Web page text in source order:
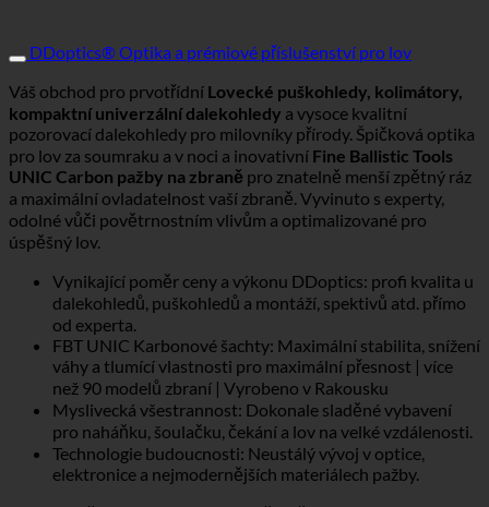
DDoptics® Optika a prémiové příslušenství pro lov
Váš obchod pro prvotřídní Lovecké puškohledy, kolimátory,
kompaktní univerzální dalekohledy a vysoce kvalitní
pozorovací dalekohledy pro milovníky přírody. Špičková optika
pro lov za soumraku a v noci a inovativní Fine Ballistic Tools
UNIC Carbon pažby na zbraně pro znatelně menší zpětný ráz
a maximální ovladatelnost vaší zbraně. Vyvinuto s experty,
odolné vůči povětrnostním vlivům a optimalizované pro
úspěšný lov.
Vynikající poměr ceny a výkonu DDoptics: profi kvalita u
dalekohledů, puškohledů a montáží, spektivů atd. přímo
od experta.
FBT UNIC Karbonové šachty: Maximální stabilita, snížení
váhy a tlumící vlastnosti pro maximální přesnost | více
než 90 modelů zbraní | Vyrobeno v Rakousku
Myslivecká všestrannost: Dokonale sladěné vybavení
pro naháňku, šoulačku, čekání a lov na velké vzdálenosti.
Technologie budoucnosti: Neustálý vývoj v optice,
elektronice a nejmodernějších materiálech pažby.